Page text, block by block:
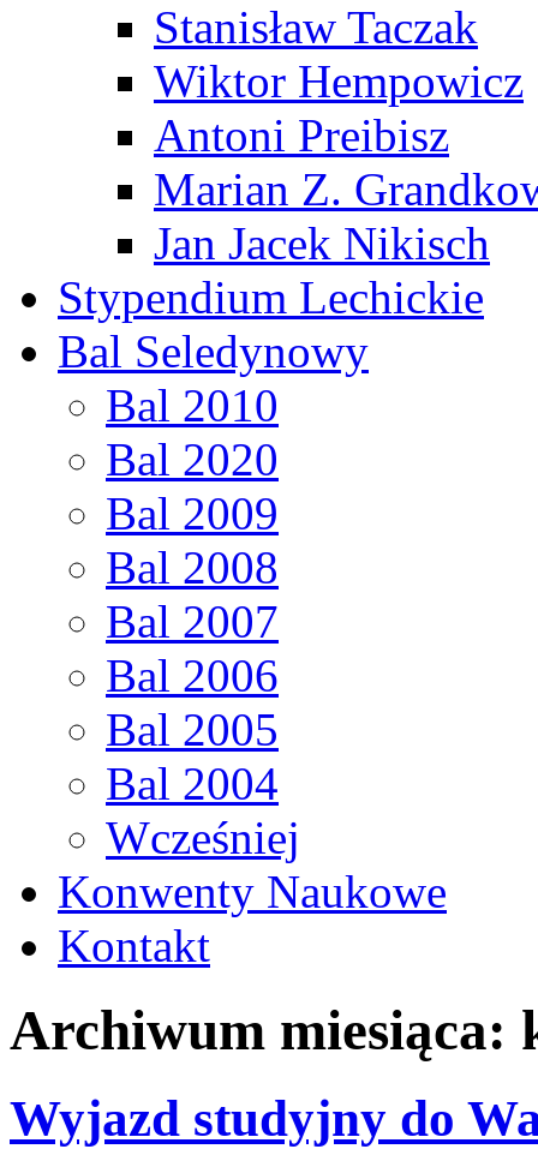
Stanisław Taczak
Wiktor Hempowicz
Antoni Preibisz
Marian Z.
Jan Jacek Nikisch
Stypendium Lechickie
Bal Seledynowy
Bal 2010
Bal 2020
Bal 2009
Bal 2008
Bal 2007
Bal 2006
Bal 2005
Bal 2004
Wcześniej
Konwenty Naukowe
Kontakt
Archiwum miesiąca:
Wyjazd studyjny do